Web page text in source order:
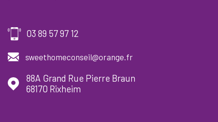
03 89 57 97 12
sweethomeconseil@orange.fr
88A Grand Rue Pierre Braun
68170
Rixheim